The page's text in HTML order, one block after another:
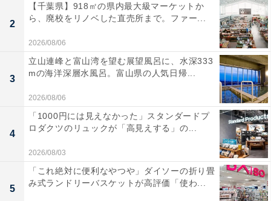
2
【千葉県】918㎡の県内最大級マーケットか
ら、廃校をリノベした直売所まで。ファー...
2026/08/06
3
立山連峰と富山湾を望む展望風呂に、水深333
mの海洋深層水風呂。富山県の人気日帰...
2026/08/06
4
「1000円には見えなかった」スタンダードプ
ロダクツのリュックが「高見えする」の...
2026/08/03
5
「これ絶対に便利なやつや」ダイソーの折り畳
み式ランドリーバスケットが高評価「使わ...